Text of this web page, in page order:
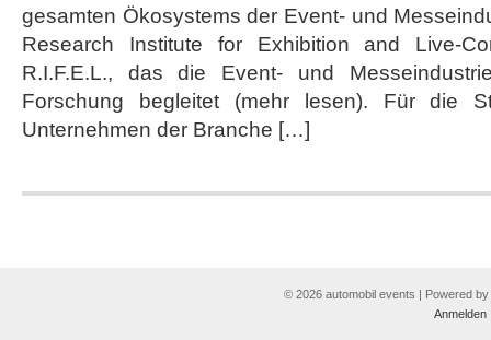
gesamten Ökosystems der Event- und
Research Institute for Exhibition and Live-
R.I.F.E.L., das die Event- und
Forschung begleitet (mehr lesen). Für die
Unternehmen der Branche […]
© 2026 automobil events | Powered by
Anmelden|